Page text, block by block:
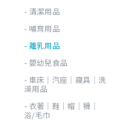
清潔用品
哺育用品
離乳用品
嬰幼兒食品
車床│汽座│寢具│洗
澡用品
衣著│鞋│帽│襪│
浴/毛巾